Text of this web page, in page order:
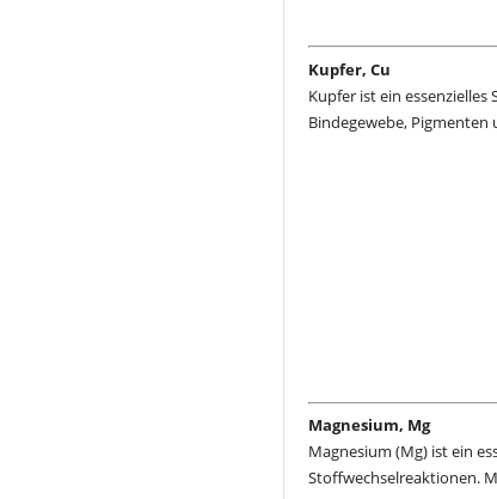
Kupfer, Cu
Kupfer ist ein
Bindegewebe,
Magnesium, Mg
Magnesium (Mg) ist ein
Stoffwechselreaktionen.